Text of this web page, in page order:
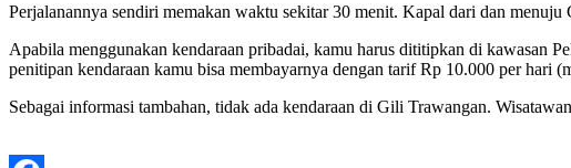
Perjalanannya sendiri memakan waktu sekitar 30 menit. Kapal dari dan
Apabila menggunakan kendaraan pribadai, kamu harus dititipkan di kawasan
penitipan kendaraan kamu bisa membayarnya dengan tarif Rp 10.000 per hari
Sebagai informasi tambahan, tidak ada kendaraan di Gili Trawangan.